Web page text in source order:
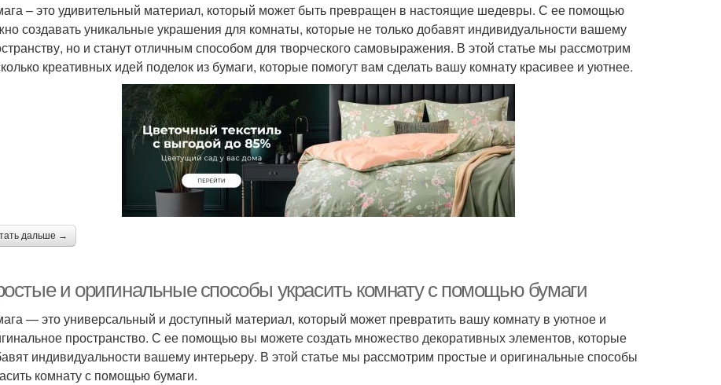
– это удивительный материал, который может быть превращен в настоящие шедевры. С ее помощью
создавать уникальные украшения для комнаты, которые не только добавят индивидуальности вашему
но и станут отличным способом для творческого самовыражения. В этой статье мы рассмотрим
креативных идей поделок из бумаги, которые помогут вам сделать вашу комнату красивее и уютнее.
дальше →
и оригинальные способы украсить комнату с помощью бумаги
— это универсальный и доступный материал, который может превратить вашу комнату в уютное и
пространство. С ее помощью вы можете создать множество декоративных элементов, которые
индивидуальности вашему интерьеру. В этой статье мы рассмотрим простые и оригинальные способы
комнату с помощью бумаги.